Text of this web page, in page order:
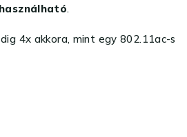
.
4x akkora, mint egy 802.11ac-s